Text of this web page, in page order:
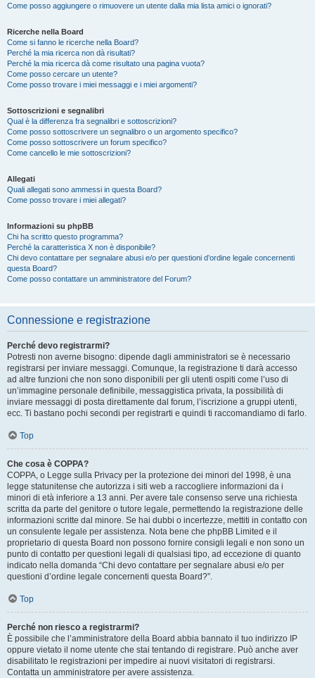
Come posso aggiungere o rimuovere un utente dalla mia lista amici o ignorati?
Ricerche nella Board
Come si fanno le ricerche nella Board?
Perché la mia ricerca non dà risultati?
Perché la mia ricerca dà come risultato una pagina vuota?
Come posso cercare un utente?
Come posso trovare i miei messaggi e i miei argomenti?
Sottoscrizioni e segnalibri
Qual è la differenza fra segnalibri e sottoscrizioni?
Come posso sottoscrivere un segnalibro o un argomento specifico?
Come posso sottoscrivere un forum specifico?
Come cancello le mie sottoscrizioni?
Allegati
Quali allegati sono ammessi in questa Board?
Come posso trovare i miei allegati?
Informazioni su phpBB
Chi ha scritto questo programma?
Perché la caratteristica X non è disponibile?
Chi devo contattare per segnalare abusi e/o per questioni d’ordine legale concernenti
questa Board?
Come posso contattare un amministratore del Forum?
Connessione e registrazione
Perché devo registrarmi?
Potresti non averne bisogno: dipende dagli amministratori se è necessario
registrarsi per inviare messaggi. Comunque, la registrazione ti darà accesso
ad altre funzioni che non sono disponibili per gli utenti ospiti come l’uso di
un’immagine personale definibile, messaggistica privata, la possibilità di
inviare messaggi di posta direttamente dal forum, l’iscrizione a gruppi utenti,
ecc. Ti bastano pochi secondi per registrarti e quindi ti raccomandiamo di farlo.
Top
Che cosa è COPPA?
COPPA, o Legge sulla Privacy per la protezione dei minori del 1998, è una
legge statunitense che autorizza i siti web a raccogliere informazioni da i
minori di età inferiore a 13 anni. Per avere tale consenso serve una richiesta
scritta da parte del genitore o tutore legale, permettendo la registrazione delle
informazioni scritte dal minore. Se hai dubbi o incertezze, mettiti in contatto con
un consulente legale per assistenza. Nota bene che phpBB Limited e il
proprietario di questa Board non possono fornire consigli legali e non sono un
punto di contatto per questioni legali di qualsiasi tipo, ad eccezione di quanto
indicato nella domanda “Chi devo contattare per segnalare abusi e/o per
questioni d’ordine legale concernenti questa Board?”.
Top
Perché non riesco a registrarmi?
È possibile che l’amministratore della Board abbia bannato il tuo indirizzo IP
oppure vietato il nome utente che stai tentando di registrare. Può anche aver
disabilitato le registrazioni per impedire ai nuovi visitatori di registrarsi.
Contatta un amministratore per avere assistenza.